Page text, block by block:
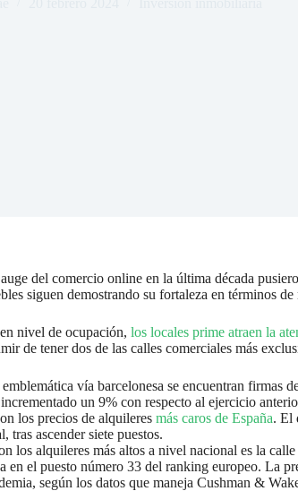
del comercio online en la última década
siguen demostrando su fortaleza en términos
nivel de ocupación, los locales prime atraen la
de tener dos de las calles comerciales más
vía barcelonesa se encuentran
un 9% con respecto al ejercicio
los precios de alquileres más caros de España. El
ascender siete puestos.
los alquileres más altos a nivel nacional es la
en el puesto número 33 del ranking europeo. La
según los datos que maneja Cushman &